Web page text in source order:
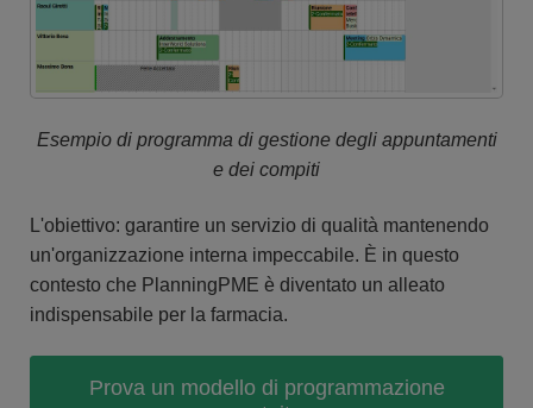
Esempio di programma di gestione degli appuntamenti
e dei compiti
L'obiettivo: garantire un servizio di qualità mantenendo
un'organizzazione interna impeccabile. È in questo
contesto che PlanningPME è diventato un alleato
indispensabile per la farmacia.
Prova un modello di programmazione